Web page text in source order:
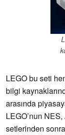
LEGO bu seti
bilgi
arasında
LEGO’nun
setlerinden